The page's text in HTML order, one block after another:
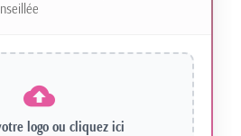
logo ou cliquez ici